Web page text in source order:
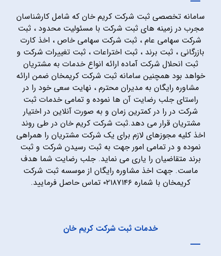
سامانه تخصصی ثبت شرکت کریم خان که شامل کارشناسان
مجرب در زمینه های ثبت شرکت با مسئولیت محدود ، ثبت
شرکت سهامی عام ، ثبت شرکت سهامی خاص ، اخذ کارت
بازرگانی ، ثبت برند ، ثبت اختراعات ، ثبت تغییرات شرکت و
ثبت انحلال شرکت آماده ارائه انواع خدمات به مشتریان
خواهد بود همچنین سامانه ثبت شرکت کریمخان ضمن ارائه
مشاوره رایگان به مدیران محترم ، نهایت سعی خود را در
راستای جلب رضایت آن ها نموده و تمامی خدمات ثبت
شرکت در را در کمترین زمان و به صورت آنلاین در اختیار
مشتریان قرار می دهد.ثبت شرکت کریم خان در طی روند
اخذ کلیه مجوزهای لازم برای یک شرکت مشتریان را همراهی
نموده و در تمامی امور جهت به ثبت رسیدن شرکت و ثبت
برند متقاضیان را یاری می نماید. جلب رضایت شما هدف
ماست. جهت اخذ مشاوره رایگان از موسسه ثبت شرکت
کریمخان با شماره ۰۲۱۸۷۱۴۶ تماس حاصل فرمایید.
خدمات ثبت شرکت کریم خان